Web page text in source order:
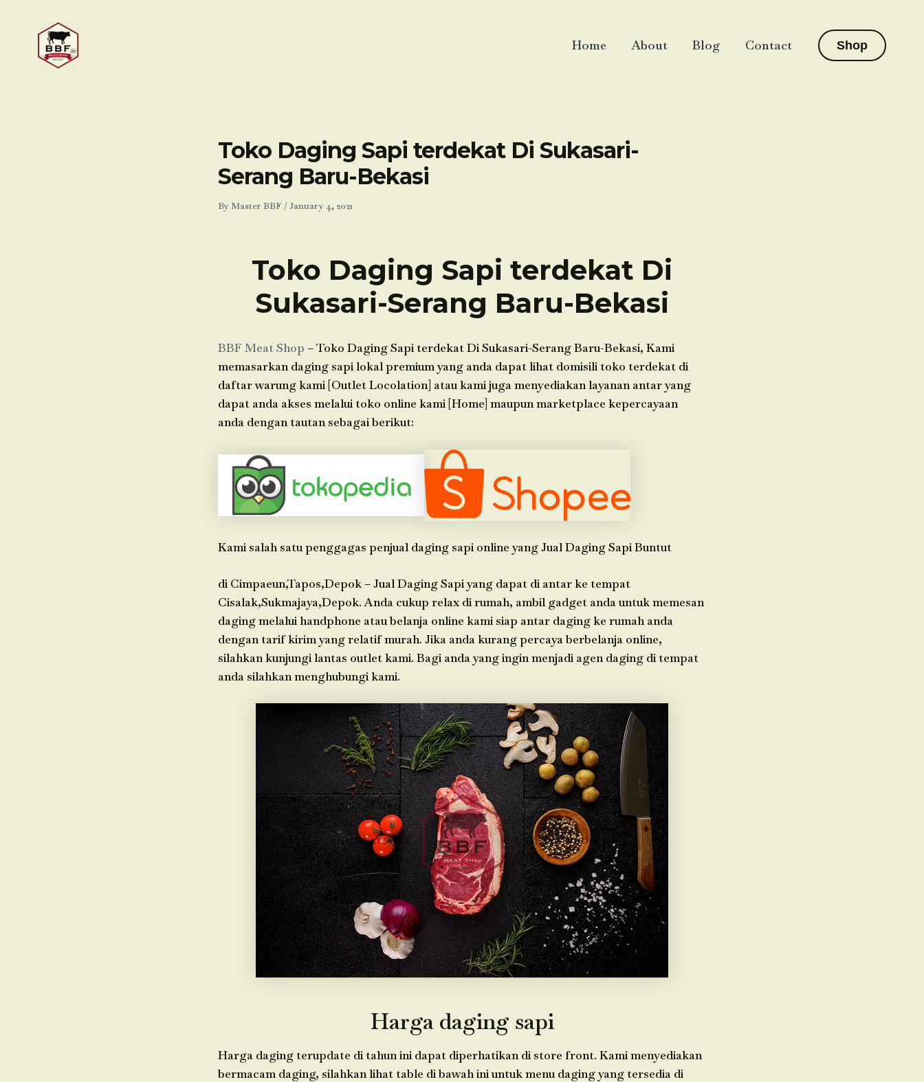
Home About Blog Contact Shop
Toko Daging Sapi terdekat Di Sukasari-
Serang Baru-Bekasi
By Master BBF /January 4, 2021
Toko Daging Sapi terdekat Di
Sukasari-Serang Baru-Bekasi
BBF Meat Shop – Toko Daging Sapi terdekat Di Sukasari-Serang Baru-Bekasi, Kami
memasarkan daging sapi lokal premium yang anda dapat lihat domisili toko terdekat di
daftar warung kami [Outlet Locolation] atau kami juga menyediakan layanan antar yang
dapat anda akses melalui toko online kami [Home] maupun marketplace kepercayaan
anda dengan tautan sebagai berikut:
Kami salah satu penggagas penjual daging sapi online yang Jual Daging Sapi Buntut
di Cimpaeun,Tapos,Depok – Jual Daging Sapi yang dapat di antar ke tempat
Cisalak,Sukmajaya,Depok. Anda cukup relax di rumah, ambil gadget anda untuk memesan
daging melalui handphone atau belanja online kami siap antar daging ke rumah anda
dengan tarif kirim yang relatif murah. Jika anda kurang percaya berbelanja online,
silahkan kunjungi lantas outlet kami. Bagi anda yang ingin menjadi agen daging di tempat
anda silahkan menghubungi kami.
Harga daging sapi
Harga daging terupdate di tahun ini dapat diperhatikan di store front. Kami menyediakan
bermacam daging, silahkan lihat table di bawah ini untuk menu daging yang tersedia di